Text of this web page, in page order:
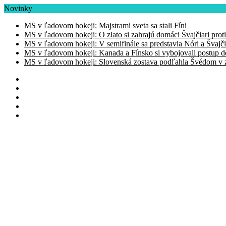
Novinky
MS v ľadovom hokeji: Majstrami sveta sa stali Fíni
MS v ľadovom hokeji: O zlato si zahrajú domáci Švajčiari
MS v ľadovom hokeji: V semifinále sa predstavia Nóri a
MS v ľadovom hokeji: Kanada a Fínsko si vybojovali postup
MS v ľadovom hokeji: Slovenská zostava podľahla Švédom v